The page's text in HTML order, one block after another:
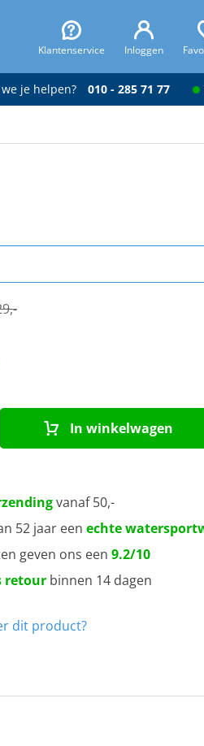
Klantenservice Inloggen
je helpen? 010 - 285 71 77
In winkelwagen
vanaf 50,-
52 jaar een echte
geven ons een 9.2/10
retourbinnen 14 dagen
dit product?